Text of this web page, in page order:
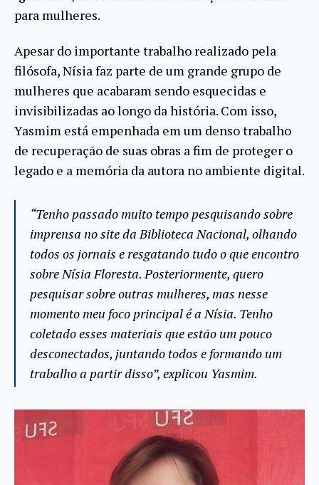
para mulheres.
Apesar do importante trabalho realizado pela
filósofa, Nísia faz parte de um grande grupo de
mulheres que acabaram sendo esquecidas e
invisibilizadas ao longo da história. Com isso,
Yasmim está empenhada em um denso trabalho
de recuperação de suas obras a fim de proteger o
legado e a memória da autora no ambiente digital.
“Tenho passado muito tempo pesquisando sobre
imprensa no site da Biblioteca Nacional, olhando
todos os jornais e resgatando tudo o que encontro
sobre Nísia Floresta. Posteriormente, quero
pesquisar sobre outras mulheres, mas nesse
momento meu foco principal é a Nísia. Tenho
coletado esses materiais que estão um pouco
desconectados, juntando todos e formando um
trabalho a partir disso”, explicou Yasmim.